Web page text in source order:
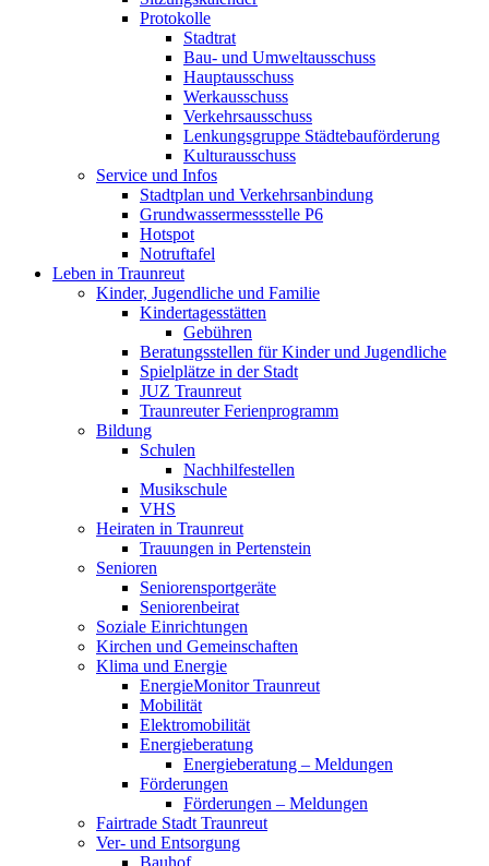
Protokolle
Stadtrat
Bau- und Umweltausschuss
Hauptausschuss
Werkausschuss
Verkehrsausschuss
Lenkungsgruppe Städtebauförderung
Kulturausschuss
Service und Infos
Stadtplan und Verkehrsanbindung
Grundwassermessstelle P6
Hotspot
Notruftafel
Leben in Traunreut
Kinder, Jugendliche und Familie
Kindertagesstätten
Gebühren
Beratungsstellen für Kinder und Jugendliche
Spielplätze in der Stadt
JUZ Traunreut
Traunreuter Ferienprogramm
Bildung
Schulen
Nachhilfestellen
Musikschule
VHS
Heiraten in Traunreut
Trauungen in Pertenstein
Senioren
Seniorensportgeräte
Seniorenbeirat
Soziale Einrichtungen
Kirchen und Gemeinschaften
Klima und Energie
EnergieMonitor Traunreut
Mobilität
Elektromobilität
Energieberatung
Energieberatung – Meldungen
Förderungen
Förderungen – Meldungen
Fairtrade Stadt Traunreut
Ver- und Entsorgung
Bauhof